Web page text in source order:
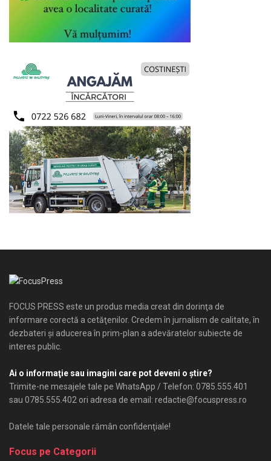
FOCUS PRESS este un produs media creat din dorinţa de
informare corectă a cetăţenilor. Credem în jurnalism de calitate, în
dezbateri şi aducerea în prim-plan a adevăratelor subiecte de
interes public.
Ai o informaţie sau imagini care pot deveni o ştire?
Trimite-ne mesajele tale pe WhatsApp / Telefon: 0785.555.401
sau 0785.555.402 ori adresa de email: redactie@focuspress.ro
Datele tale personale rămân confidenţiale!
Focus pe Categorii